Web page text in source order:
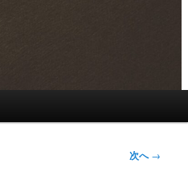
次へ→